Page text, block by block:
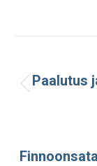
Paalutus